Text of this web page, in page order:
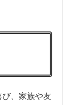
び、家族や友